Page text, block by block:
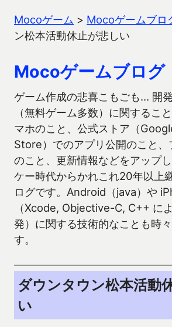
Mocoゲーム > Mocoゲームブロ
ン松本活動休止が悲しい
Mocoゲームブログ
ゲーム作成の悲喜こもごも… 開
（無料ゲーム多数）に関するこ
マホのこと、公式ストア（
Store）でのアプリ公開のこと、
のこと、更新情報などをアップ
ケー時代からかれこれ20年以上
ログです。Android（java）や
（Xcode, Objective-C, C++ に
発）に関する技術的なことも時
す。
ダウンタウン松本活動
い